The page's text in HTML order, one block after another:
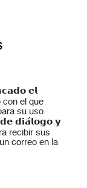
𝗲𝗹
el que
su uso
𝗱𝗲 𝗱𝗶𝗮́𝗹𝗼𝗴𝗼 𝘆
recibir sus
correo en la